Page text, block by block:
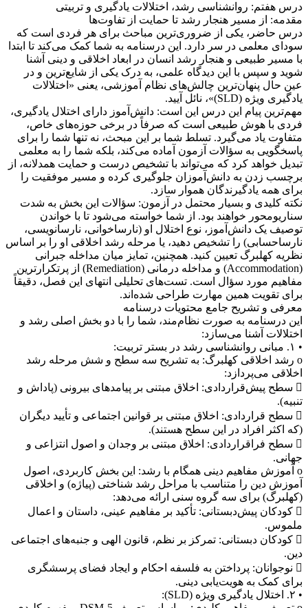
درس هفتم: روانشناسی رشد، اختلالات یادگیری و تربیتی
مقدمه: از مسیر هنجار رشد تا حمایت از تفاوت‌ها
درس حاضر، یکی از ضروری‌ترین مباحث برای هر فردی است که
سودای معلمی در سر دارد. این درسنامه به شما کمک می‌کند تا ابتدا
با مسیر طبیعی و هنجار رشد انسان در ابعاد اخلاقی و دینی آشنا
شوید و سپس با این دیدگاه علمی، به درک یکی از شایع‌ترین و در
عین حال پنهان‌ترین چالش‌های نظام آموزشی، یعنی «اختلالات
یادگیری ویژه (SLD)»، نائل آیید.
مهم‌ترین پیام این درس این است: دانش‌آموز دارای اختلال یادگیری،
فردی با هوش طبیعی است که صرفاً در برخی حوزه‌های خاص،
متفاوت یاد می‌گیرد. تسلط شما بر این مبحث، نه تنها شما را برای
پاسخگویی به سؤالات آزمون آماده می‌کند، بلکه شما را به معلمی
تبدیل خواهد کرد که می‌تواند با تشخیص درست و حمایت همدلانه، از
برچسب زدن به دانش‌آموزان جلوگیری کرده و مسیر موفقیت را
برای همه یادگیرندگان هموار سازد.
نکته کلیدی و بسیار محتمل در آزمون: سؤالات این بخش به شدت
سناریومحور خواهند بود. از شما خواسته می‌شود تا با خواندن
توصیف یک دانش‌آموز، نوع اختلال او (نارساخوانی، نارسانویسی،
نارساحسابی) را تشخیص دهید، یا مرحله رشد اخلاقی او را بر اساس
نظریه کهلبرگ تعیین کنید. همچنین، تمایز میان مداخله جبرانی
(Accommodation) و مداخله درمانی (Remediation) از پرتکرارترین
مفاهیم مورد سؤال است. تست‌های تحلیلی انتهای این فصل، دقیقاً
برای تقویت همین مهارت طراحی شده‌اند.
معرفی و تشریح جامع محتویات درسنامه
این درسنامه به صورت نظام‌مند، شما را با دو بخش اصلی رشد و
اختلالات آشنا می‌سازد:
• ۱. مبانی روانشناسی رشد در بستر تربیت:
o رشد اخلاقی کهلبرگ: به تشریح سه سطح و شش مرحله رشد
اخلاقی می‌پردازد:
 سطح پیش‌قراردادی: اخلاق مبتنی بر پیامدهای بیرونی (پاداش و
تنبیه).
 سطح قراردادی: اخلاق مبتنی بر قوانین اجتماعی و تأیید دیگران
(که اکثر افراد در این سطح هستند).
 سطح فراقراردادی: اخلاق مبتنی بر وجدان و اصول انتزاعی و
جهانی.
o آموزش مفاهیم دینی همگام با رشد: این بخش کاربردی، اصول
آموزش دین را متناسب با مراحل رشد شناختی (پیاژه) و اخلاقی
(کهلبرگ) برای سه گروه سنی ارائه می‌دهد:
 کودکان پیش‌دبستانی: تأکید بر مفاهیم عینی، داستان و اعمال
ملموس.
 کودکان دبستانی: تمرکز بر نظم، قانون الهی و جنبه‌های اجتماعی
دین.
 نوجوانان: پرداختن به فلسفه احکام و ایجاد فضای پرسشگری
برای کمک به هویت‌یابی دینی.
• ۲. اختلال یادگیری ویژه (SLD):